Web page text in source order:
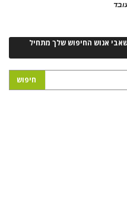
אנוש החיפוש שלך מתחיל